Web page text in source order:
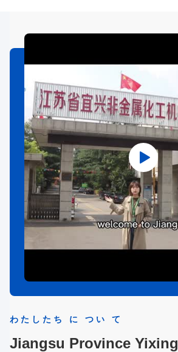
わたしたち に つい て
Jiangsu Province Yixing